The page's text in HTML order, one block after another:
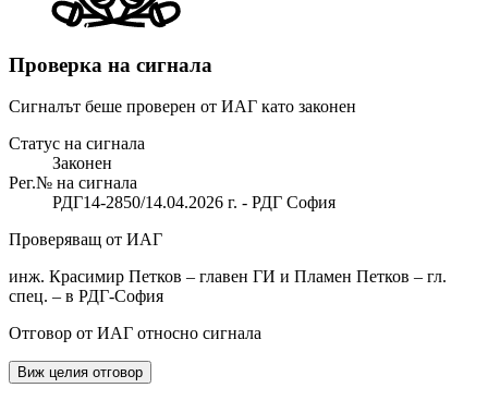
Проверка на сигнала
Сигналът беше проверен от ИАГ като законен
Статус на сигнала
Законен
Рег.№ на сигнала
РДГ14-2850/14.04.2026 г. - РДГ София
Проверяващ от ИАГ
инж. Красимир Петков – главен ГИ и Пламен Петков – гл.
спец. – в РДГ-София
Отговор от ИАГ относно сигнала
Виж целия отговор